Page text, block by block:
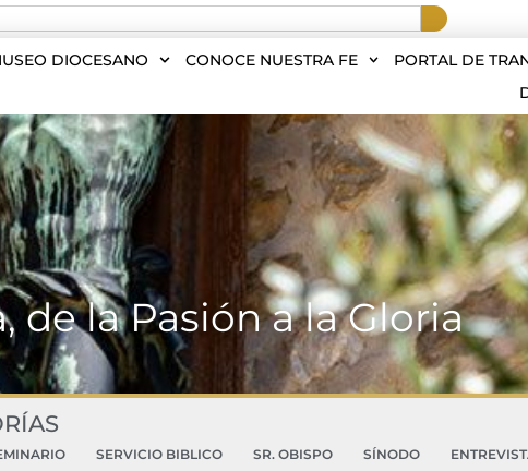
DIOCESANO CONOCE NUESTRA FE PORTAL DE
de la Pasión a la Gloria
SERVICIO BIBLICO SR. OBISPO SÍNODO